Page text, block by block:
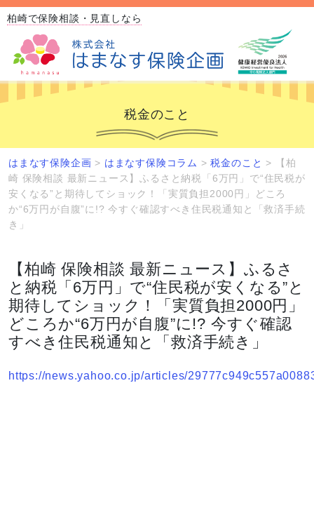
柏崎で保険相談・見直しなら
税金のこと
はまなす保険企画 > はまなす保険コラム >税金のこと >
【柏
崎 保険相談 最新ニュース】ふるさと納税「6万円」で“住民税が
安くなる”と期待してショック！「実質負担2000円」どころ
か“6万円が自腹”に!? 今すぐ確認すべき住民税通知と「救済手続
き」
【柏崎 保険相談 最新ニュース】ふるさ
と納税「6万円」で“住民税が安くなる”と
期待してショック！「実質負担2000円」
どころか“6万円が自腹”に!? 今すぐ確認
すべき住民税通知と「救済手続き」
https://news.yahoo.co.jp/articles/